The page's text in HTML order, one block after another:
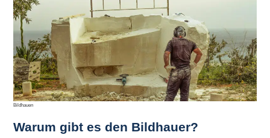
Bildhauen
Warum gibt es den Bildhauer?